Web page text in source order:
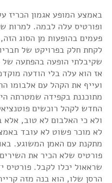
באמצע המופע אגמון הכריז
ופורטיס עלה לבמה. למרות
פעמים בהופעות מן הסוג
לקחת חלק בפרויקט של
שקיבלתי הופעה בהפתעה של
אז הוא עלה בלי הודעה
ועייף את הקהל עם אלבומו
מתוכננת בקפידה שמטרתה
החדש לקהל רוכשים
ולא כי האלבום לא טוב,
לא מוכר פשוט לא עובד
מתקנת עם האמן המשוגע.
פורטיס שלא הכיר את
שראאול יכלו לקבל. פורטיס
הרסן שלו, הוא בנה מזה